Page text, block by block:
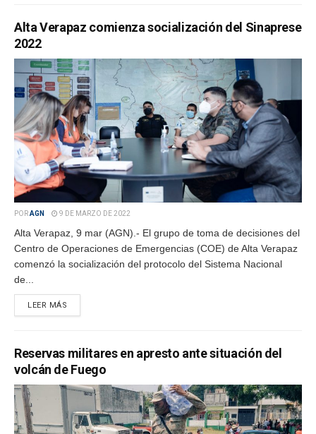
Alta Verapaz comienza socialización del Sinaprese
2022
PORAGN 9 DE MARZO DE 2022
Alta Verapaz, 9 mar (AGN).- El grupo de toma de decisiones del
Centro de Operaciones de Emergencias (COE) de Alta Verapaz
comenzó la socialización del protocolo del Sistema Nacional
de...
LEER MÁS
Reservas militares en apresto ante situación del
volcán de Fuego